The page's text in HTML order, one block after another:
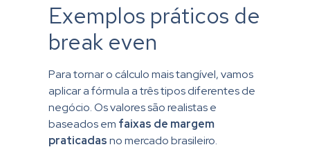
Exemplos práticos de
break even
Para tornar o cálculo mais tangível, vamos
aplicar a fórmula a três tipos diferentes de
negócio. Os valores são realistas e
baseados em faixas de margem
praticadasno mercado brasileiro.